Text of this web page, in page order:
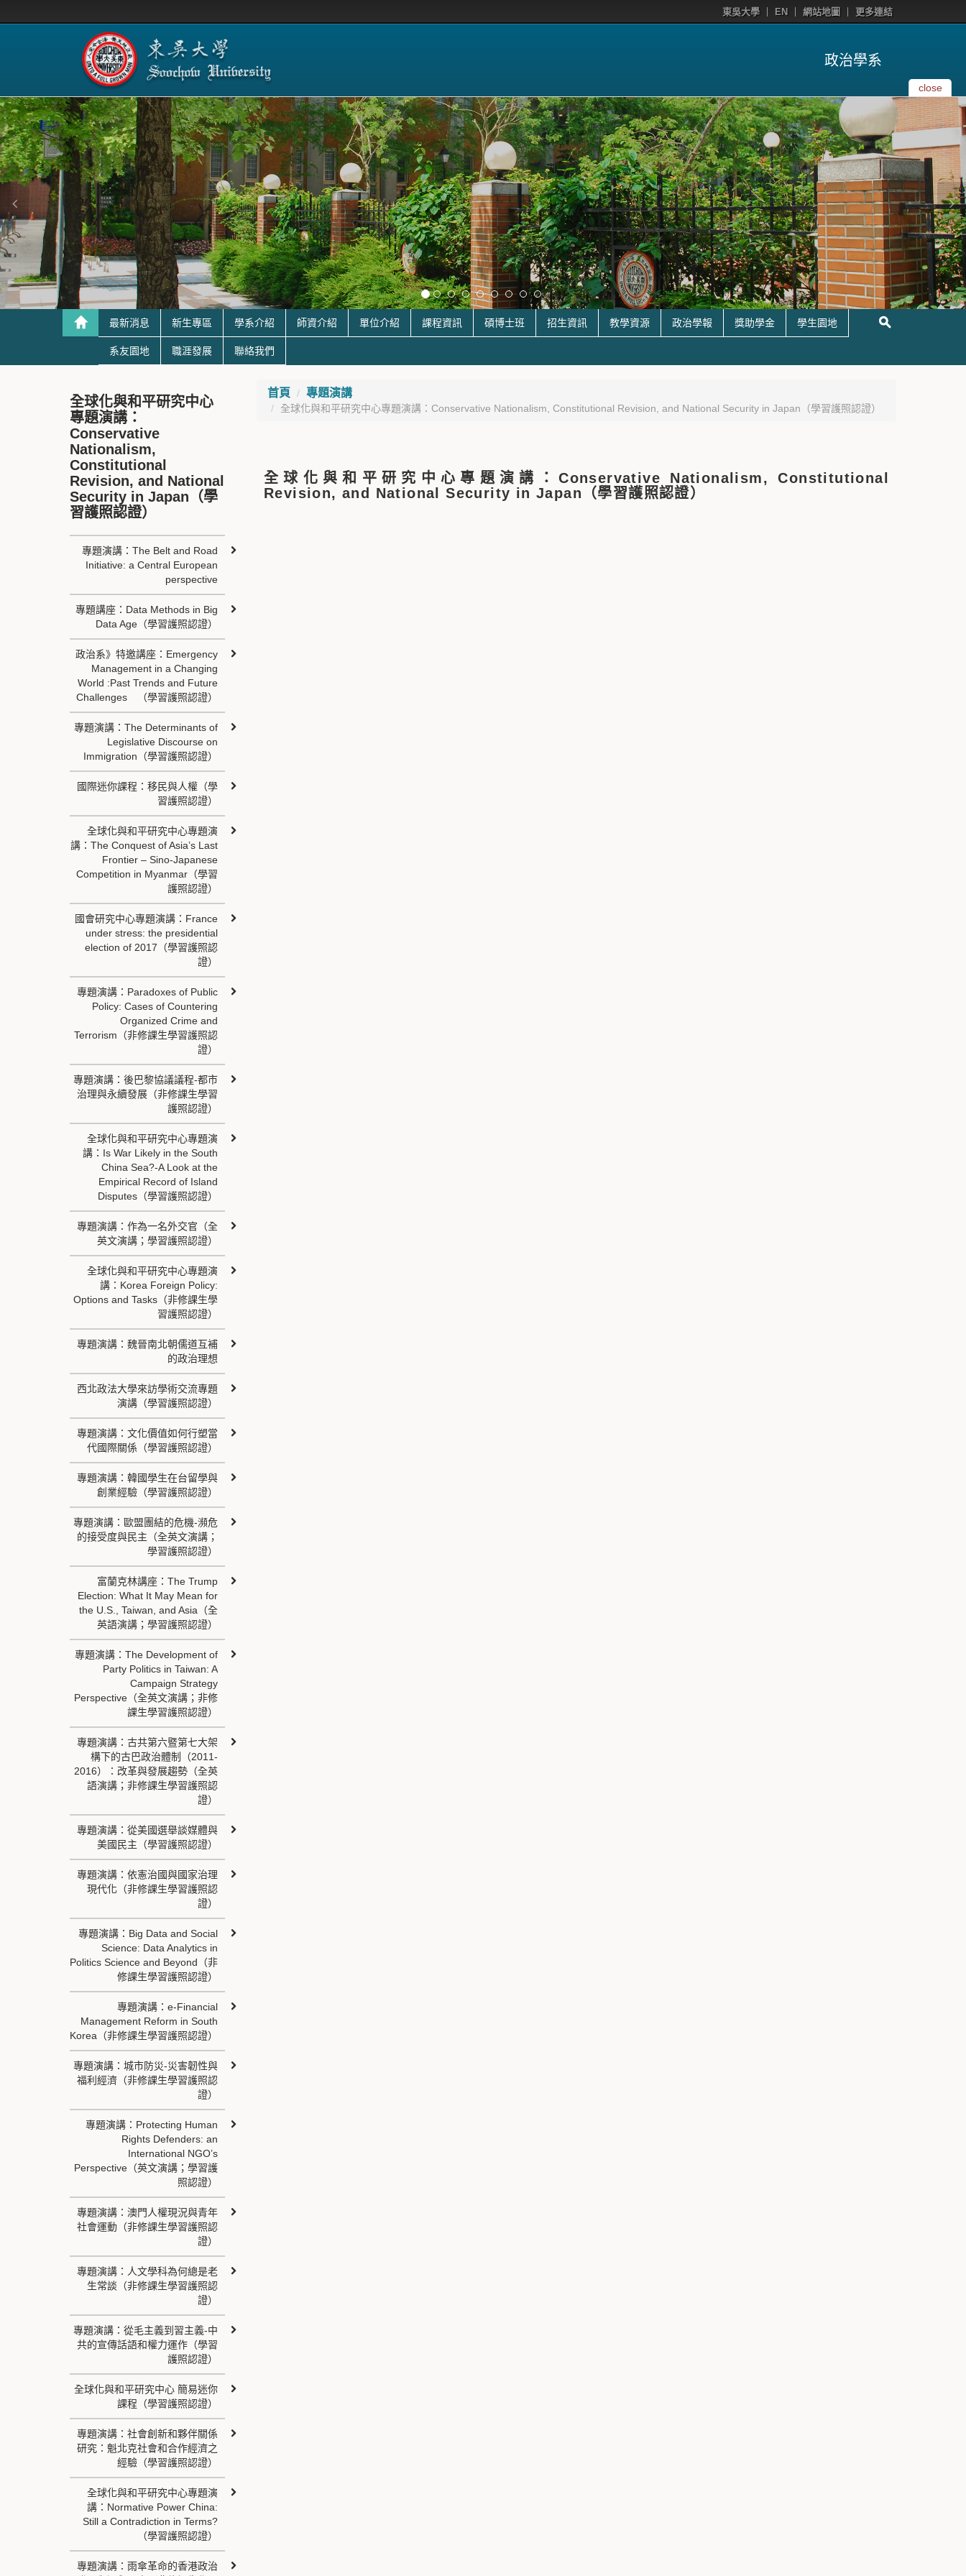
東吳大學 EN 網站地圖 更多連結
政治學系
close
最新消息 新生專區 學系介紹 師資介紹 單位介紹 課程資訊 碩博士班 招生資訊 教學資源 政治學報 獎助學金 學生園地
系友園地 職涯發展 聯絡我們
首頁 專題演講
全球化與和平研究中心專題演講：Conservative Nationalism, Constitutional Revision, and National Security in Japan（學習護照認證）
全球化與和平研究中心專題演講：Conservative Nationalism, Constitutional
Revision, and National Security in Japan（學習護照認證）
全球化與和平研究中心
專題演講：
Conservative
Nationalism,
Constitutional
Revision, and National
Security in Japan（學
習護照認證）
專題演講：The Belt and Road
Initiative: a Central European
perspective
專題講座：Data Methods in Big
Data Age（學習護照認證）
政治系》特邀講座：Emergency
Management in a Changing
World :Past Trends and Future
Challenges （學習護照認證）
專題演講：The Determinants of
Legislative Discourse on
Immigration（學習護照認證）
國際迷你課程：移民與人權（學
習護照認證）
全球化與和平研究中心專題演
講：The Conquest of Asia’s Last
Frontier – Sino-Japanese
Competition in Myanmar（學習
護照認證）
國會研究中心專題演講：France
under stress: the presidential
election of 2017（學習護照認
證）
專題演講：Paradoxes of Public
Policy: Cases of Countering
Organized Crime and
Terrorism（非修課生學習護照認
證）
專題演講：後巴黎協議議程-都市
治理與永續發展（非修課生學習
護照認證）
全球化與和平研究中心專題演
講：Is War Likely in the South
China Sea?-A Look at the
Empirical Record of Island
Disputes（學習護照認證）
專題演講：作為一名外交官（全
英文演講；學習護照認證）
全球化與和平研究中心專題演
講：Korea Foreign Policy:
Options and Tasks（非修課生學
習護照認證）
專題演講：魏晉南北朝儒道互補
的政治理想
西北政法大學來訪學術交流專題
演講（學習護照認證）
專題演講：文化價值如何行塑當
代國際關係（學習護照認證）
專題演講：韓國學生在台留學與
創業經驗（學習護照認證）
專題演講：歐盟團結的危機-瀕危
的接受度與民主（全英文演講；
學習護照認證）
富蘭克林講座：The Trump
Election: What It May Mean for
the U.S., Taiwan, and Asia（全
英語演講；學習護照認證）
專題演講：The Development of
Party Politics in Taiwan: A
Campaign Strategy
Perspective（全英文演講；非修
課生學習護照認證）
專題演講：古共第六暨第七大架
構下的古巴政治體制（2011-
2016）：改革與發展趨勢（全英
語演講；非修課生學習護照認
證）
專題演講：從美國選舉談媒體與
美國民主（學習護照認證）
專題演講：依憲治國與國家治理
現代化（非修課生學習護照認
證）
專題演講：Big Data and Social
Science: Data Analytics in
Politics Science and Beyond（非
修課生學習護照認證）
專題演講：e-Financial
Management Reform in South
Korea（非修課生學習護照認證）
專題演講：城市防災-災害韌性與
福利經濟（非修課生學習護照認
證）
專題演講：Protecting Human
Rights Defenders: an
International NGO’s
Perspective（英文演講；學習護
照認證）
專題演講：澳門人權現況與青年
社會運動（非修課生學習護照認
證）
專題演講：人文學科為何總是老
生常談（非修課生學習護照認
證）
專題演講：從毛主義到習主義-中
共的宣傳話語和權力運作（學習
護照認證）
全球化與和平研究中心 簡易迷你
課程（學習護照認證）
專題演講：社會創新和夥伴關係
研究：魁北克社會和合作經濟之
經驗（學習護照認證）
全球化與和平研究中心專題演
講：Normative Power China:
Still a Contradiction in Terms?
（學習護照認證）
專題演講：雨傘革命的香港政治